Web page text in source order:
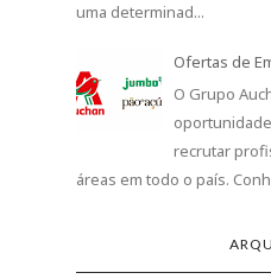
uma determinad...
Ofertas de
O Grupo
recrutar
áreas em todo o país.